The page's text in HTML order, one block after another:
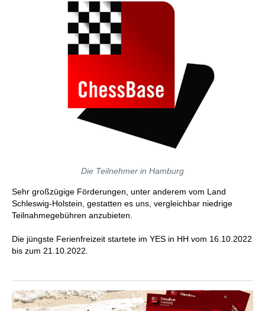
Die Teilnehmer in Hamburg
Sehr großzügige Förderungen, unter anderem vom Land
Schleswig-Holstein, gestatten es uns, vergleichbar niedrige
Teilnahmegebühren anzubieten.
Die jüngste Ferienfreizeit startete im YES in HH vom 16.10.2022
bis zum 21.10.2022.